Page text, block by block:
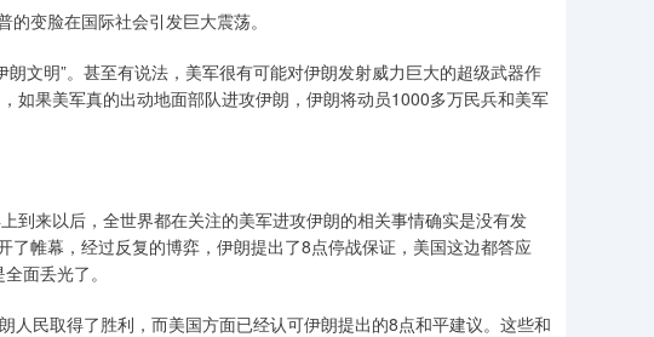
变脸在国际社会引发巨大震荡。
文明”。甚至有说法，美军很有可能对伊朗发射威力巨大的超级武器作
如果美军真的出动地面部队进攻伊朗，伊朗将动员1000多万民兵和美军
到来以后，全世界都在关注的美军进攻伊朗的相关事情确实是没有发
帷幕，经过反复的博弈，伊朗提出了8点停战保证，美国这边都答应
面丢光了。
人民取得了胜利，而美国方面已经认可伊朗提出的8点和平建议。这些和